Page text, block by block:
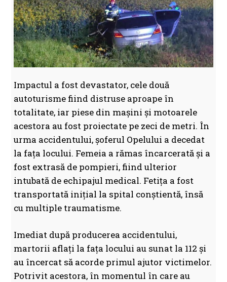
Impactul a fost devastator, cele două
autoturisme fiind distruse aproape în
totalitate, iar piese din mașini și motoarele
acestora au fost proiectate pe zeci de metri. În
urma accidentului, șoferul Opelului a decedat
la fața locului. Femeia a rămas încarcerată și a
fost extrasă de pompieri, fiind ulterior
intubată de echipajul medical. Fetița a fost
transportată inițial la spital conștientă, însă
cu multiple traumatisme.
Imediat după producerea accidentului,
martorii aflați la fața locului au sunat la 112 și
au încercat să acorde primul ajutor victimelor.
Potrivit acestora, în momentul în care au